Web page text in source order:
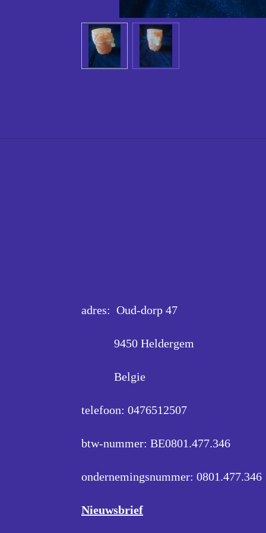
adres: Oud-dorp 47
9450 Heldergem
Belgie
telefoon: 0476512507
btw-nummer: BE0801.477.346
ondernemingsnummer: 0801.477.346
Nieuwsbrief